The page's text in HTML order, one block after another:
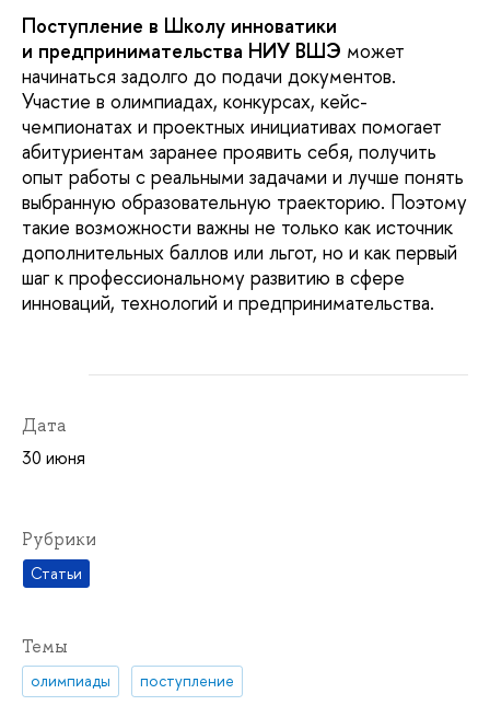
Поступление в Школу инноватики
и предпринимательства НИУ ВШЭ может
начинаться задолго до подачи документов.
Участие в олимпиадах, конкурсах, кейс-
чемпионатах и проектных инициативах помогает
абитуриентам заранее проявить себя, получить
опыт работы с реальными задачами и лучше понять
выбранную образовательную траекторию. Поэтому
такие возможности важны не только как источник
дополнительных баллов или льгот, но и как первый
шаг к профессиональному развитию в сфере
инноваций, технологий и предпринимательства.
Дата
30 июня
Рубрики
Статьи
Темы
олимпиады поступление